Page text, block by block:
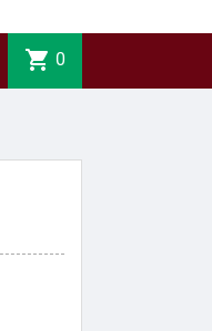
shopping_cart 0